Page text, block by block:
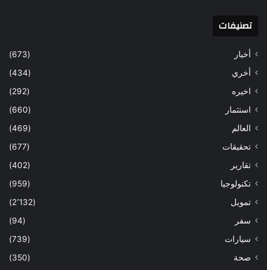
تصنيفات
أخبار
(673)
أخري
(434)
اخيره
(292)
استثمار
(660)
العالم
(469)
تحقيقات
(677)
تقارير
(402)
تكنولوجيا
(959)
تمويل
(2٬132)
سفر
(94)
سيارات
(739)
صحة
(350)